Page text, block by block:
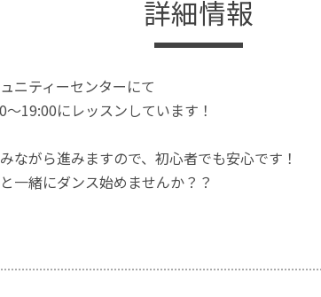
詳細情報
ニティーセンターにて
19:00にレッスンしています！
ながら進みますので、初心者でも安心です！
一緒にダンス始めませんか？？